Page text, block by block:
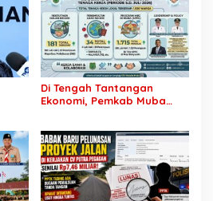
Di Tengah Tantangan
Ekonomi, Pemkab Muba